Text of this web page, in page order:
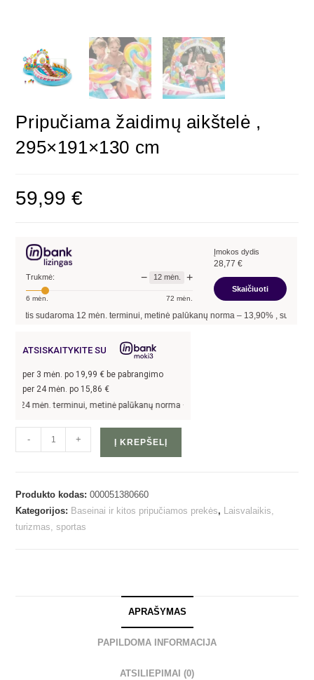
Pripučiama žaidimų aikštelė ,
295×191×130 cm
59,99€
Trukmė: − 12mėn. +
6 mėn. 72 mėn.
Įmokos dydis
28,77 €
Skaičiuoti
sudaroma12mėn. terminui, metinė palūkanų norma –13,90%, sutarties
ATSISKAITYKITE SU
per 3 mėn. po 19,99 € be pabrangimo
per 24 mėn. po 15,86 €
mėn. terminui, metinė palūkanų norma –13,9
- + Į KREPŠELĮ
Produkto kodas:000051380660
Kategorijos: Baseinai ir kitos pripučiamos prekės, Laisvalaikis,
turizmas, sportas
APRAŠYMAS
PAPILDOMA INFORMACIJA
ATSILIEPIMAI (0)